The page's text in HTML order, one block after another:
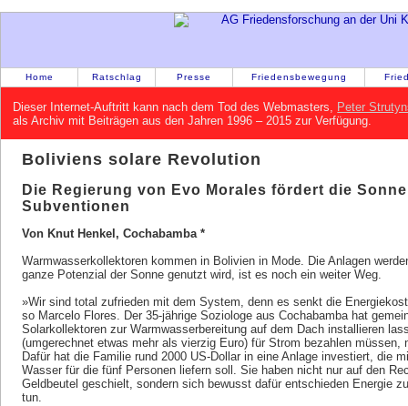
Home Ratschlag Presse Friedensbewegung
Dieser Internet-Auftritt kann nach dem Tod des Webmasters, Peter
als Archiv mit Beiträgen aus den Jahren 1996 – 2015 zur Verfügung.
Boliviens solare Revolution
Die Regierung von Evo Morales fördert die
Subventionen
Von Knut Henkel, Cochabamba *
Warmwasserkollektoren kommen in Bolivien in Mode. Die Anlagen
ganze Potenzial der Sonne genutzt wird, ist es noch ein weiter Weg.
»Wir sind total zufrieden mit dem System, denn es senkt die
so Marcelo Flores. Der 35-jährige Soziologe aus Cochabamba hat
Solarkollektoren zur Warmwasserbereitung auf dem Dach installieren
(umgerechnet etwas mehr als vierzig Euro) für Strom bezahlen müssen,
Dafür hat die Familie rund 2000 US-Dollar in eine Anlage investiert, die
Wasser für die fünf Personen liefern soll. Sie haben nicht nur auf den
Geldbeutel geschielt, sondern sich bewusst dafür entschieden Energie
tun.